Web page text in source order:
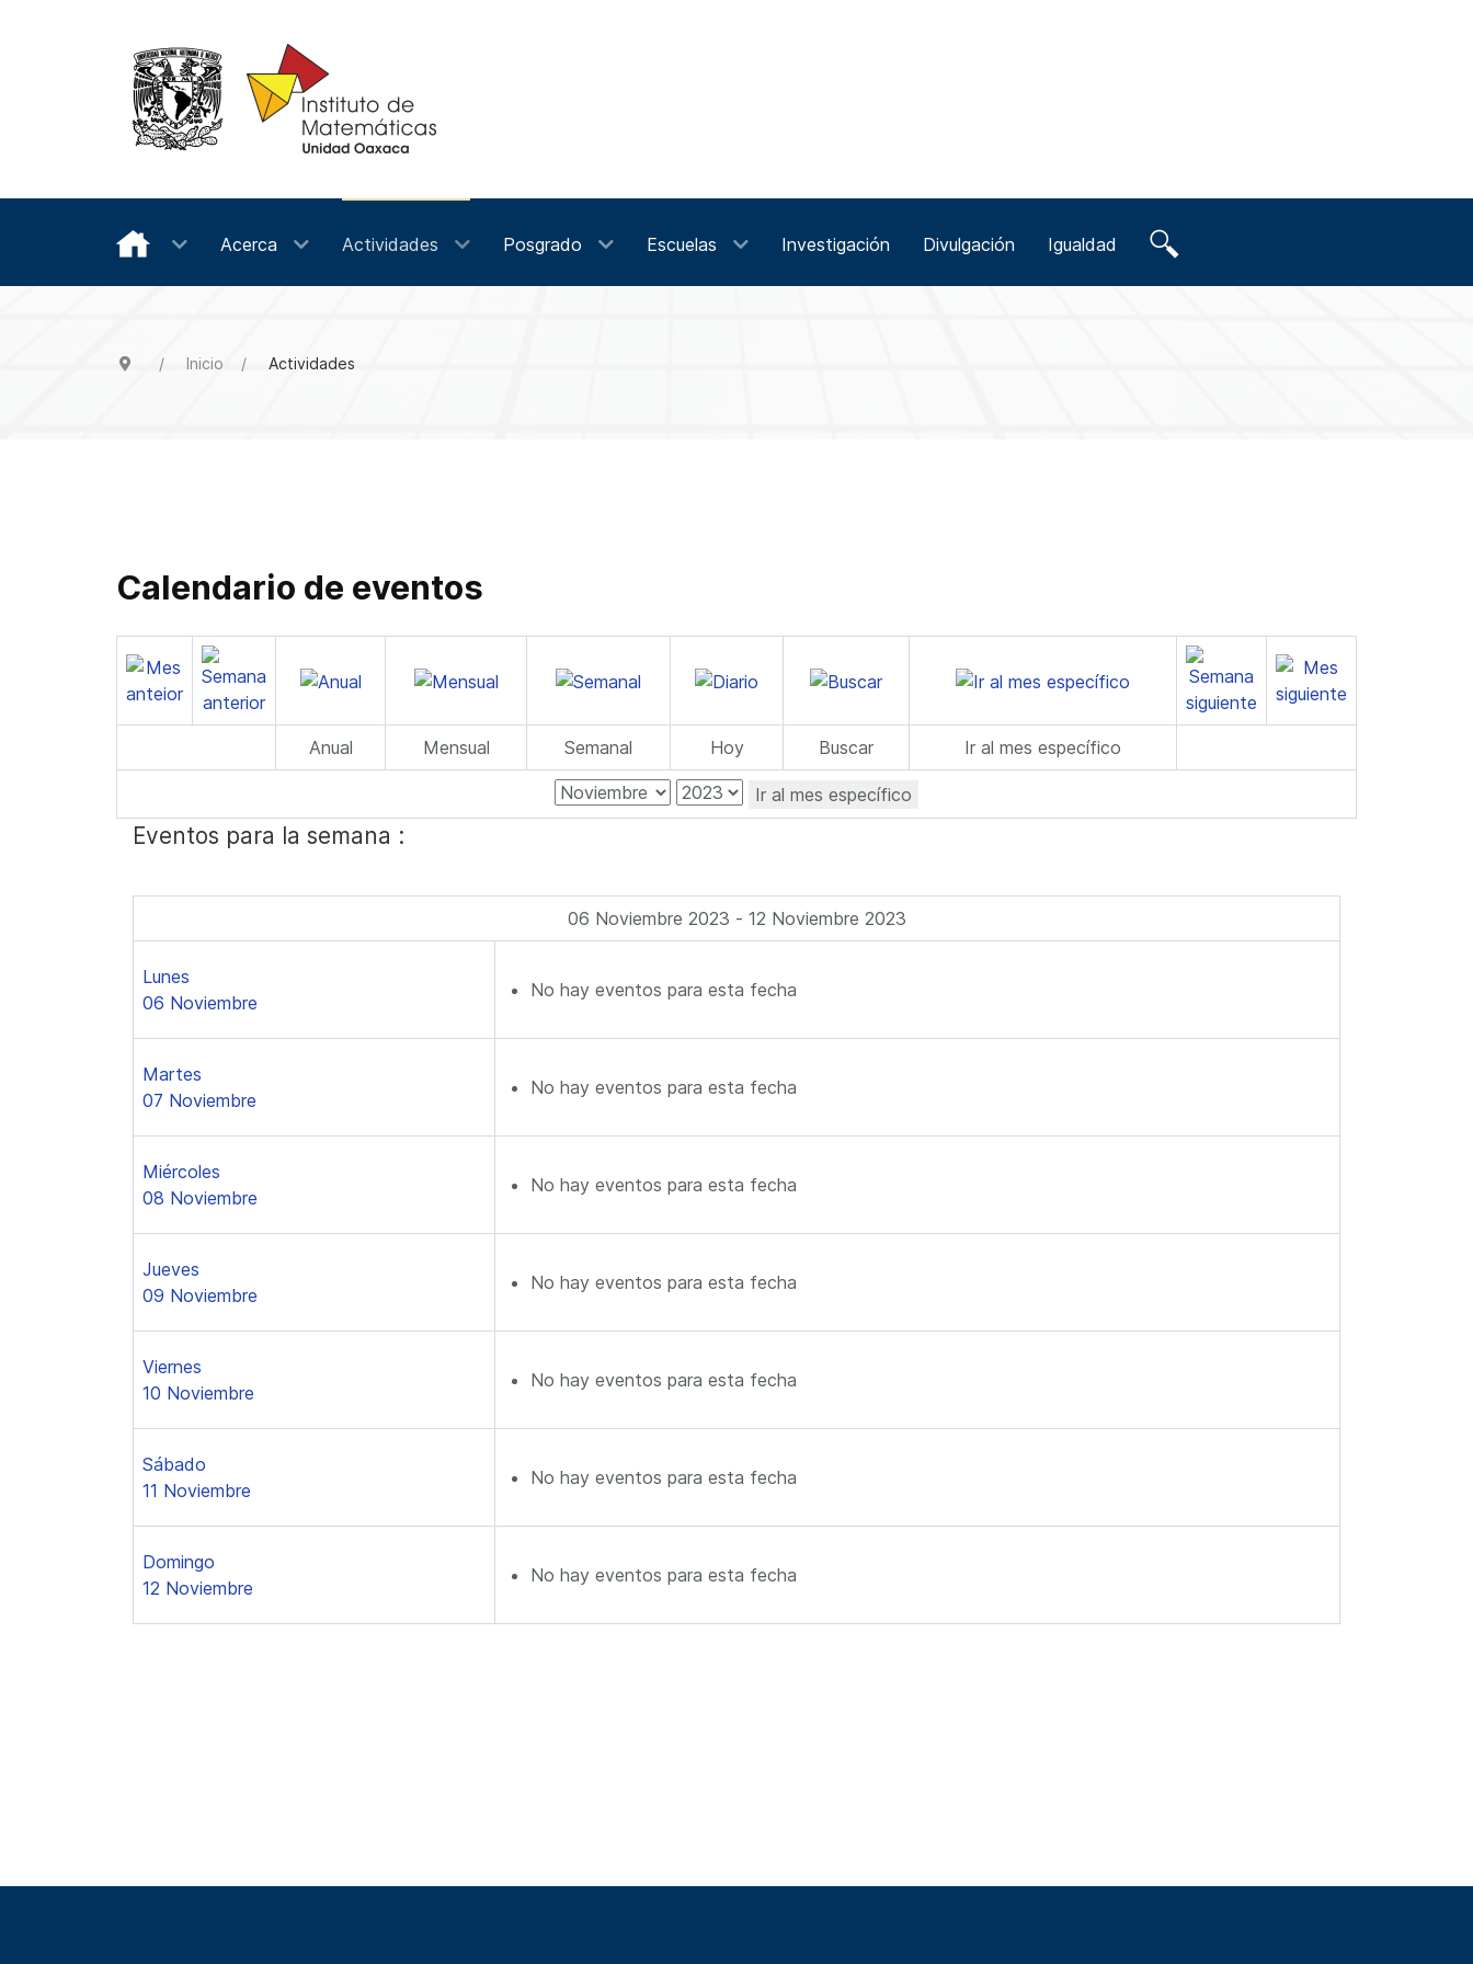
Acerca Actividades Posgrado Escuelas Investigación Divulgación Igualdad
Inicio Actividades
Calendario de eventos
Anual Mensual Semanal Hoy Buscar Ir al mes específico
Ir al mes específico
Eventos para la semana :
06 Noviembre 2023 - 12 Noviembre 2023
Lunes
06 Noviembre
No hay eventos para esta fecha
Martes
07 Noviembre
No hay eventos para esta fecha
Miércoles
08 Noviembre
No hay eventos para esta fecha
Jueves
09 Noviembre
No hay eventos para esta fecha
Viernes
10 Noviembre
No hay eventos para esta fecha
Sábado
11 Noviembre
No hay eventos para esta fecha
Domingo
12 Noviembre
No hay eventos para esta fecha